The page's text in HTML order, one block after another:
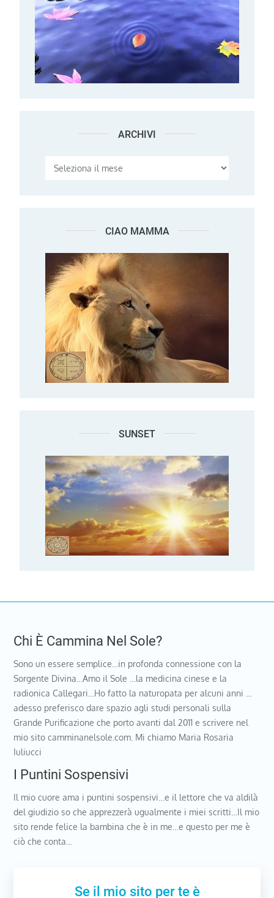
ARCHIVI Archivi
CIAO MAMMA
SUNSET
Chi È Cammina Nel Sole?
Sono un essere semplice…in profonda connessione con la
Sorgente Divina…Amo il Sole …la medicina cinese e la
radionica Callegari…Ho fatto la naturopata per alcuni anni …
adesso preferisco dare spazio agli studi personali sulla
Grande Purificazione che porto avanti dal 2011 e scrivere nel
mio sito camminanelsole.com. Mi chiamo Maria Rosaria
Iuliucci
I Puntini Sospensivi
Il mio cuore ama i puntini sospensivi…e il lettore che va aldilà
del giudizio so che apprezzerà ugualmente i miei scritti…Il mio
sito rende felice la bambina che è in me…e questo per me è
ciò che conta…
Se il mio sito per te è